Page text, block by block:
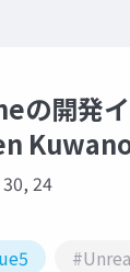
の開発
24